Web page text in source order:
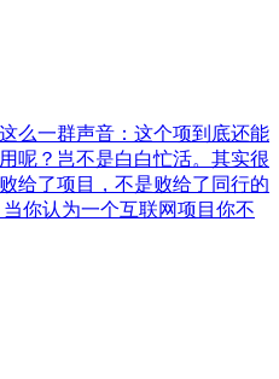
么一群声音：这个项到底还能
呢？岂不是白白忙活。其实很
给了项目，不是败给了同行的
你认为一个互联网项目你不